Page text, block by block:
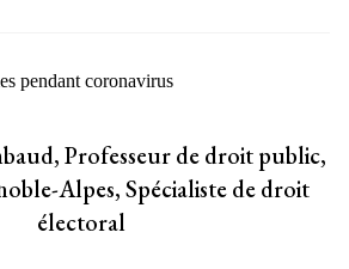
Professeur de droit public,
Alpes, Spécialiste de droit
électoral